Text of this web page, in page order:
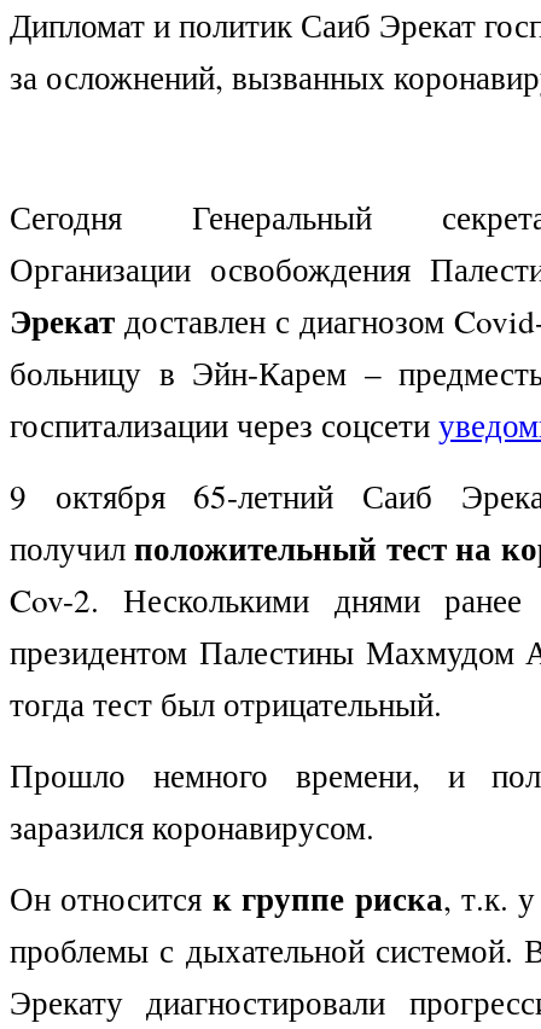
Дипломат и политик Саиб Эрекат
за осложнений, вызванных
Сегодня Генеральный
Организации освобождения
Эрекат доставлен с диагнозом Covid
больницу в Эйн-Карем –
госпитализации через соцсети
9 октября 65-летний Саиб
получилположительный тест на
Cov-2. Несколькими днями ранее
президентом Палестины Махмудом
тогда тест был отрицательный.
Прошло немного времени, и
заразился коронавирусом.
Он относится к группе риска, т.к.
проблемы с дыхательной системой.
Эрекату диагностировали